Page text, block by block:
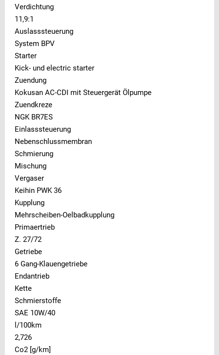
Verdichtung
11,9:1
Auslasssteuerung
System BPV
Starter
Kick- und electric starter
Zuendung
Kokusan AC-CDI mit Steuergerät Ölpumpe
Zuendkreze
NGK BR7ES
Einlasssteuerung
Nebenschlussmembran
Schmierung
Mischung
Vergaser
Keihin PWK 36
Kupplung
Mehrscheiben-Oelbadkupplung
Primaertrieb
Z. 27/72
Getriebe
6 Gang-Klauengetriebe
Endantrieb
Kette
Schmierstoffe
SAE 10W/40
l/100km
2,726
Co2 [g/km]